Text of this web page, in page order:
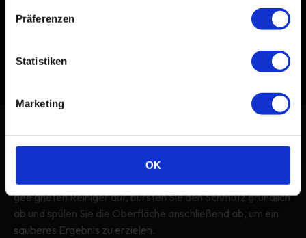
Präferenzen
Statistiken
Marketing
OK
Wie machen Sie Ihren Motorraum wieder wie neu?
Wie verwende ich dieses Produkt?
Felgen, Motorraum und schwer erreichbare Details in
wenigen einfachen Schritten reinigen. Tragen Sie einen
geeigneten Reiniger auf, bürsten Sie den Schmutz gründlich
ab und spülen Sie die Oberfläche anschließend ab, um ein
sauberes Ergebnis zu erzielen.